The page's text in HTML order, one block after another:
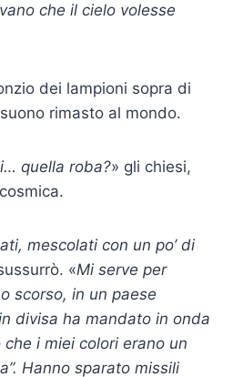
che il cielo volesse
dei lampioni sopra di
rimasto al mondo.
quella roba?» gli chiesi,
mescolati con un po’ di
«Mi serve per
scorso, in un paese
divisa ha mandato in onda
i miei colori erano un
Hanno sparato missili